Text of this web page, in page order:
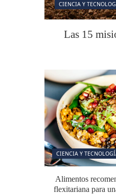
CIENCIA Y
Las 15
CIENCIA Y
Alimentos
flexitariana para